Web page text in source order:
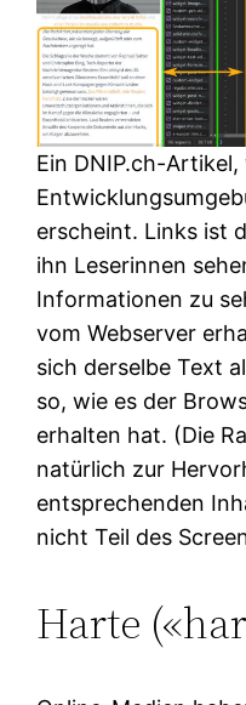
Ein DNIP.ch-
erscheint. Links ist
ihn Leserinnen
Informationen zu
vom Webserver
sich derselbe Text
so, wie es der
erhalten hat. (Die
natürlich zur
entsprechenden
nicht Teil des
Harte